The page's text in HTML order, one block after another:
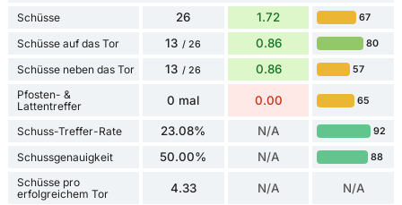
Schüsse 26 1.72 67
Schüsse auf das Tor 13 / 26 0.86 80
Schüsse neben das Tor 13 / 26 0.86 57
Pfosten- &
Lattentreffer
0 mal 0.00 65
Schuss-Treffer-Rate 23.08% N/A 92
Schussgenauigkeit 50.00% N/A 88
Schüsse pro
erfolgreichem Tor
4.33 N/A N/A